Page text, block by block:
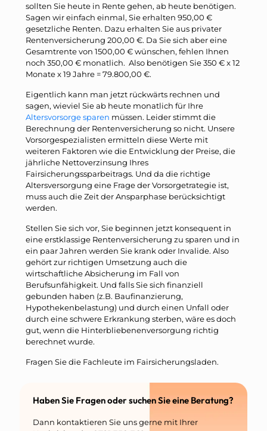
sollten Sie heute in Rente gehen, ab heute benötigen.
Sagen wir einfach einmal, Sie erhalten 950,00 €
gesetzliche Renten. Dazu erhalten Sie aus privater
Rentenversicherung 200,00 €. Da Sie sich aber eine
Gesamtrente von 1500,00 € wünschen, fehlen Ihnen
noch 350,00 € monatlich. Also benötigen Sie 350 € x 12
Monate x 19 Jahre = 79.800,00 €.
Eigentlich kann man jetzt rückwärts rechnen und
sagen, wieviel Sie ab heute monatlich für Ihre
Altersvorsorge sparen müssen. Leider stimmt die
Berechnung der Rentenversicherung so nicht. Unsere
Vorsorgespezialisten ermitteln diese Werte mit
weiteren Faktoren wie die Entwicklung der Preise, die
jährliche Nettoverzinsung Ihres
Fairsicherungssparbeitrags. Und da die richtige
Altersversorgung eine Frage der Vorsorgetrategie ist,
muss auch die Zeit der Ansparphase berücksichtigt
werden.
Stellen Sie sich vor, Sie beginnen jetzt konsequent in
eine erstklassige Rentenversicherung zu sparen und in
ein paar Jahren werden Sie krank oder Invalide. Also
gehört zur richtigen Umsetzung auch die
wirtschaftliche Absicherung im Fall von
Berufsunfähigkeit. Und falls Sie sich finanziell
gebunden haben (z.B. Baufinanzierung,
Hypothekenbelastung) und durch einen Unfall oder
durch eine schwere Erkrankung sterben, wäre es doch
gut, wenn die Hinterbliebenenversorgung richtig
berechnet wurde.
Fragen Sie die Fachleute im Fairsicherungsladen.
Haben Sie Fragen oder suchen Sie eine Beratung?
Dann kontaktieren Sie uns gerne mit Ihrer